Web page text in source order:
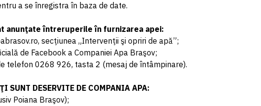
a se înregistra în baza de date.
anunţate întreruperile în furnizarea apei:
secţiunea „Intervenţii şi opriri de apă”;
de Facebook a Companiei Apa Braşov;
telefon 0268 926, tasta 2 (mesaj de întâmpinare).
SUNT DESERVITE DE COMPANIA APA:
Poiana Braşov);